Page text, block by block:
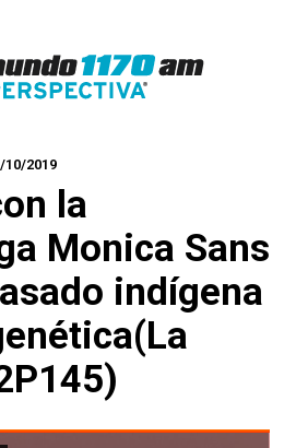
2019
la
Monica Sans
indígena